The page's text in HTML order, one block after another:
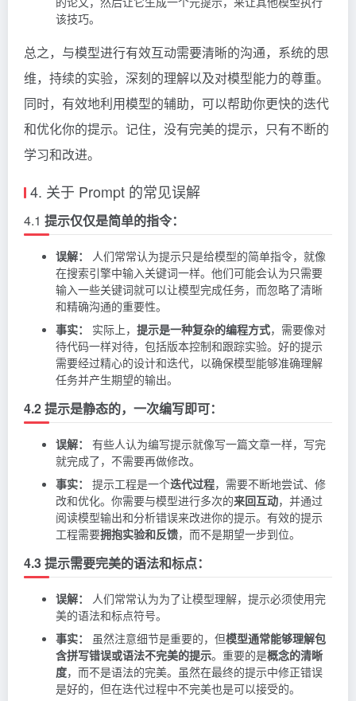
该技巧。
总之，与模型进行有效互动需要清晰的沟通，系统的思
维，持续的实验，深刻的理解以及对模型能力的尊重。
同时，有效地利用模型的辅助，可以帮助你更快的迭代
和优化你的提示。记住，没有完美的提示，只有不断的
学习和改进。
4. 关于 Prompt 的常见误解
4.1 提示仅仅是简单的指令：
误解：
人们常常认为提示只是给模型的简单指令，就像
在搜索引擎中输入关键词一样。他们可能会认为只需要
输入一些关键词就可以让模型完成任务，而忽略了清晰
和精确沟通的重要性。
事实：
实际上， 提示是一种复杂的编程方式，需要像对
待代码一样对待，包括版本控制和跟踪实验。好的提示
需要经过精心的设计和迭代，以确保模型能够准确理解
任务并产生期望的输出。
4.2 提示是静态的，一次编写即可：
误解：
有些人认为编写提示就像写一篇文章一样，写完
就完成了，不需要再做修改。
事实：
提示工程是一个迭代过程，需要不断地尝试、修
改和优化。你需要与模型进行多次的来回互动，并通过
阅读模型输出和分析错误来改进你的提示。有效的提示
工程需要拥抱实验和反馈，而不是期望一步到位。
4.3 提示需要完美的语法和标点：
误解：
人们常常认为为了让模型理解，提示必须使用完
美的语法和标点符号。
事实：
虽然注意细节是重要的，但模型通常能够理解包
含拼写错误或语法不完美的提示。重要的是概念的清晰
度，而不是语法的完美。虽然在最终的提示中修正错误
是好的，但在迭代过程中不完美也是可以接受的。